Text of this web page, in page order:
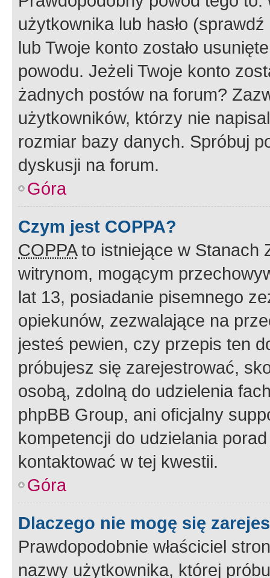
użytkownika lub hasło
lub Twoje konto zostało
powodu. Jeżeli Twoje konto
żadnych postów na forum?
użytkowników, którzy nie
rozmiar bazy danych. Spróbuj
dyskusji na forum.
Góra
Czym jest COPPA?
COPPAto istniejące w Stanach
witrynom, mogącym
lat 13, posiadanie pisemnego
opiekunów, zezwalające na
jesteś pewien, czy przepis ten
próbujesz się zarejestrować,
osobą, zdolną do udzielenia
phpBB Group, ani oficjalny
kompetencji do udzielania
kontaktować w tej kwestii.
Góra
Dlaczego nie mogę się
Prawdopodobnie właściciel
nazwy użytkownika, której